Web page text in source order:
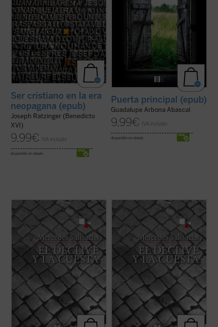
Ser cristiano en la era
neopagana (epub)
Joseph Ratzinger (Benedicto
XVI)
9,99€ IVA incluido
disponible en ebook:
Puerta principal (epub)
Guadalupe Arbona Abascal
9,99€ IVA incluido
disponible en ebook:
Hito importante en la novelística de
Mercedes Salisachs,
El declive y la cuesta
es un relato directo y valiente que,
partiendo del conocido episodio evangélico
del «buen ladrón» crucificado junto a
Cristo, nos narra con gran hondura el ...
(ver ficha)
Hito importante en la novelística de
Mercedes Salisachs,
El declive y la cuesta
es un relato directo y valiente que,
partiendo del conocido episodio evangélico
del «buen ladrón» crucificado junto a
Cristo, nos narra con gran hondura el ...
(ver ficha)